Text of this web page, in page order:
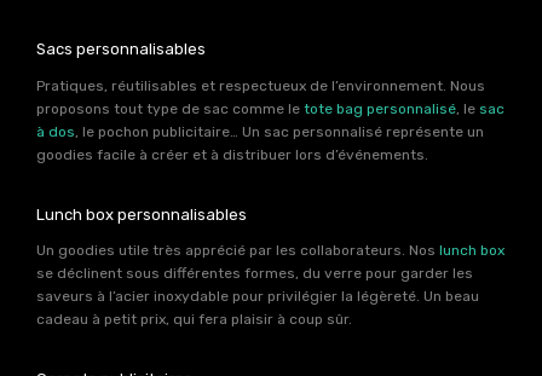
Sacs personnalisables
Pratiques, réutilisables et respectueux de l’environnement. Nous
proposons tout type de sac comme le tote bag personnalisé , le sac
à dos , le pochon publicitaire… Un sac personnalisé représente un
goodies facile à créer et à distribuer lors d’événements.
Lunch box personnalisables
Un goodies utile très apprécié par les collaborateurs. Nos lunch box
se déclinent sous différentes formes, du verre pour garder les
saveurs à l’acier inoxydable pour privilégier la légèreté. Un beau
cadeau à petit prix, qui fera plaisir à coup sûr.